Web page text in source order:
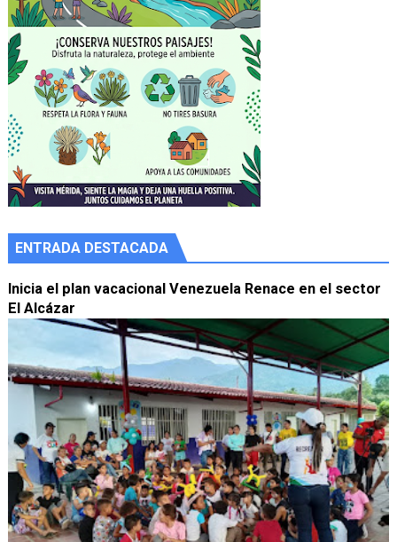
ENTRADA DESTACADA
Inicia el plan vacacional Venezuela Renace en el sector
El Alcázar